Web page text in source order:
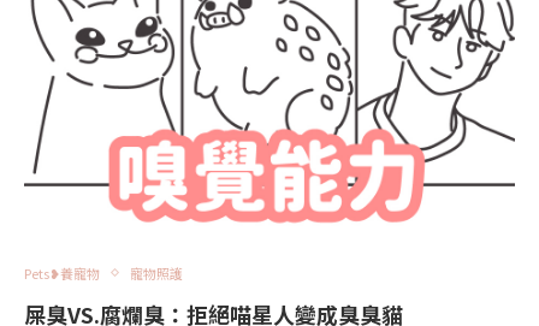
Pets❥養寵物 寵物照護
屎臭VS.腐爛臭：拒絕喵星人變成臭臭貓